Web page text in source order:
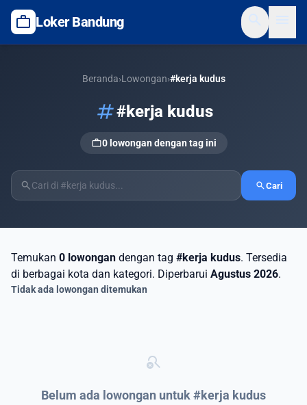
work Loker Bandung
Beranda›Lowongan›#kerja kudus
tag#kerja kudus
work0 lowongan dengan tag ini
search searchCari
Temukan 0 lowongan dengan tag #kerja kudus. Tersedia
di berbagai kota dan kategori. Diperbarui Agustus 2026.
Tidak ada lowongan ditemukan
search_off
Belum ada lowongan untuk #kerja kudus